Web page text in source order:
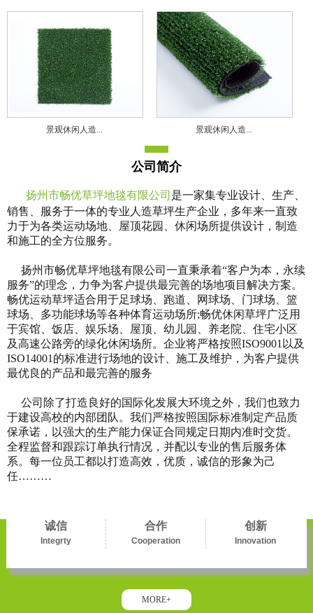
景观休闲人造... 景观休闲人造...
公司简介
扬州市畅优草坪地毯有限公司 是一家集专业设计、生产、
销售、服务于一体的专业人造草坪生产企业，多年来一直致
力于为各类运动场地、屋顶花园、休闲场所提供设计，制造
和施工的全方位服务。
扬州市畅优草坪地毯有限公司一直秉承着“客户为本，永续
服务”的理念，力争为客户提供最完善的场地项目解决方案。
畅优运动草坪适合用于足球场、跑道、网球场、门球场、篮
球场、多功能球场等各种体育运动场所;畅优休闲草坪广泛用
于宾馆、饭店、娱乐场、屋顶、幼儿园、养老院、住宅小区
及高速公路旁的绿化休闲场所。企业将严格按照ISO9001以及
ISO14001的标准进行场地的设计、施工及维护，为客户提供
最优良的产品和最完善的服务
公司除了打造良好的国际化发展大环境之外，我们也致力
于建设高校的内部团队。我们严格按照国际标准制定产品质
保承诺，以强大的生产能力保证合同规定日期内准时交货。
全程监督和跟踪订单执行情况，并配以专业的售后服务体
系。每一位员工都以打造高效，优质，诚信的形象为己
任………
诚信
Integrty
合作
Cooperation
创新
Innovation
MORE+